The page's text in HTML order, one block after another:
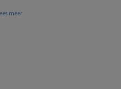
meer